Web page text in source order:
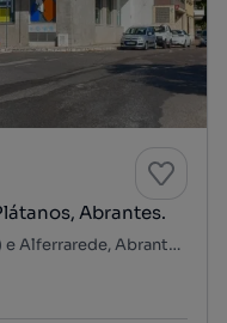
Abrantes.
Abrantes (São Vicente e São João) e Alferrarede, Abrantes, Santarém